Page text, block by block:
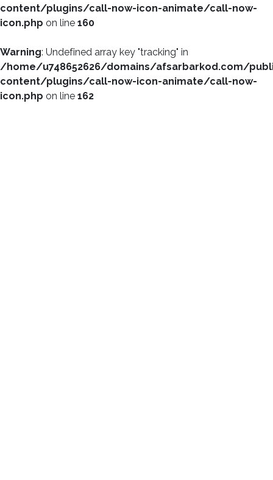
content/plugins/call-now-icon-animate/call-now-
icon.php on line 160
Warning: Undefined array key "tracking" in
/home/u748652626/domains/afsarbarkod.com/
content/plugins/call-now-icon-animate/call-now-
icon.php on line 162